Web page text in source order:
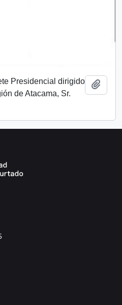
Presidencial dirigido
de Atacama, Sr.